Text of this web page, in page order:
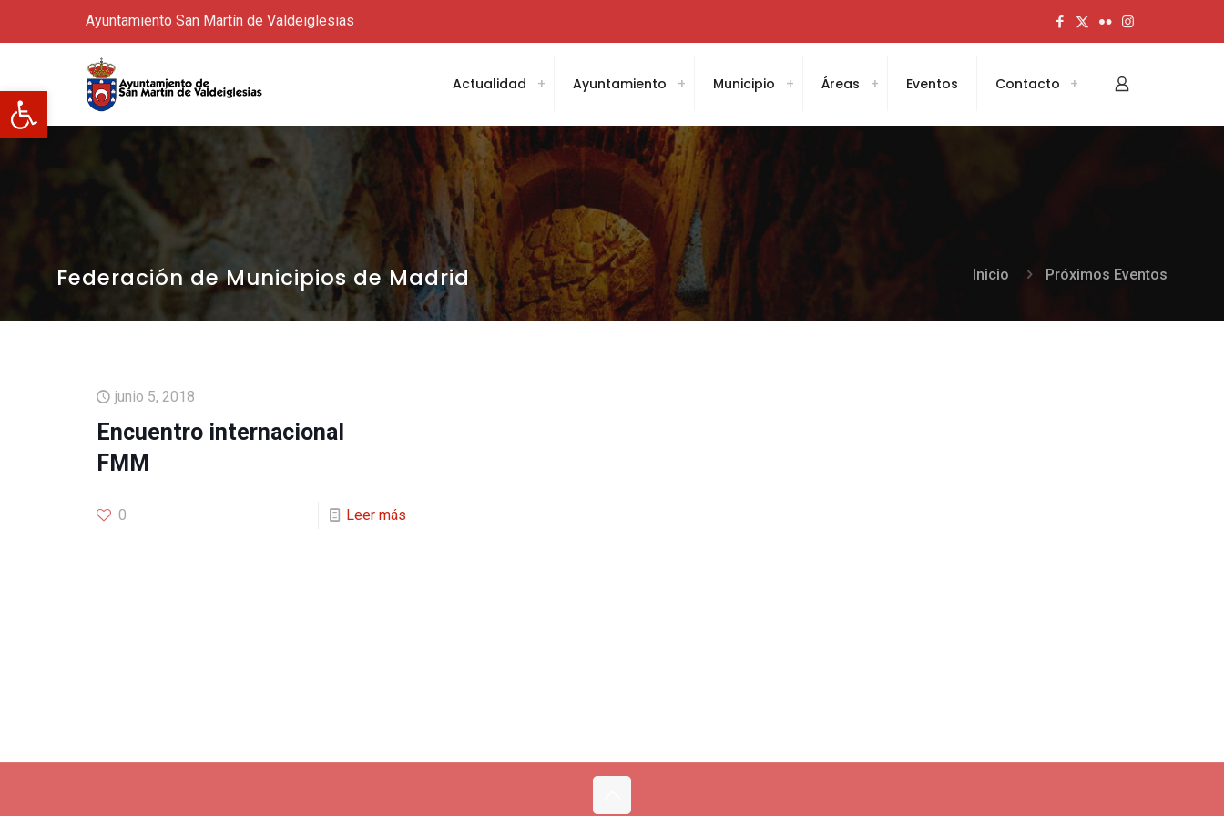
Abrir barra de herramientas
Ayuntamiento San Martín de Valdeiglesias
Actualidad Ayuntamiento Municipio Áreas Eventos Contacto
Federación de Municipios de Madrid Inicio Próximos Eventos
junio 5, 2018
Encuentro internacional
FMM
0 Leer más